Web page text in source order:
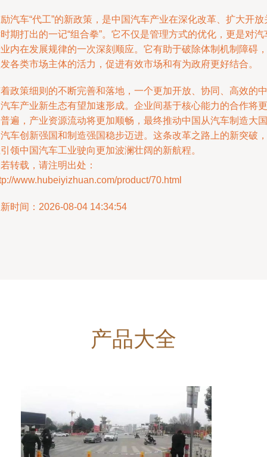
汽车“代工”的新政策，是中国汽车产业在深化改革、扩大开放
期打出的一记“组合拳”。它不仅是管理方式的优化，更是对汽
内在发展规律的一次深刻顺应。它有助于破除体制机制障碍，
各类市场主体的活力，促进有效市场和有为政府更好结合。
政策细则的不断完善和落地，一个更加开放、协同、高效的中
车产业新生态有望加速形成。企业间基于核心能力的合作将更
遍，产业资源流动将更加顺畅，最终推动中国从汽车制造大国
车创新强国和制造强国稳步迈进。这条改革之路上的新突破，
领中国汽车工业驶向更加波澜壮阔的新航程。
转载，请注明出处：
www.hubeiyizhuan.com/product/70.html
时间：2026-08-04 14:34:54
产品大全